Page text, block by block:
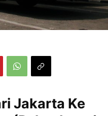
Jakarta Ke